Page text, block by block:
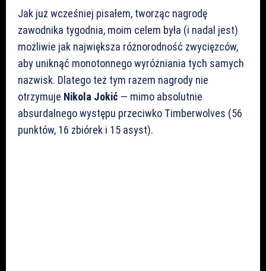
Jak już wcześniej pisałem, tworząc nagrodę
zawodnika tygodnia, moim celem była (i nadal jest)
możliwie jak największa różnorodność zwycięzców,
aby uniknąć monotonnego wyróżniania tych samych
nazwisk. Dlatego też tym razem nagrody nie
otrzymuje Nikola Jokić — mimo absolutnie
absurdalnego występu przeciwko Timberwolves (56
punktów, 16 zbiórek i 15 asyst).